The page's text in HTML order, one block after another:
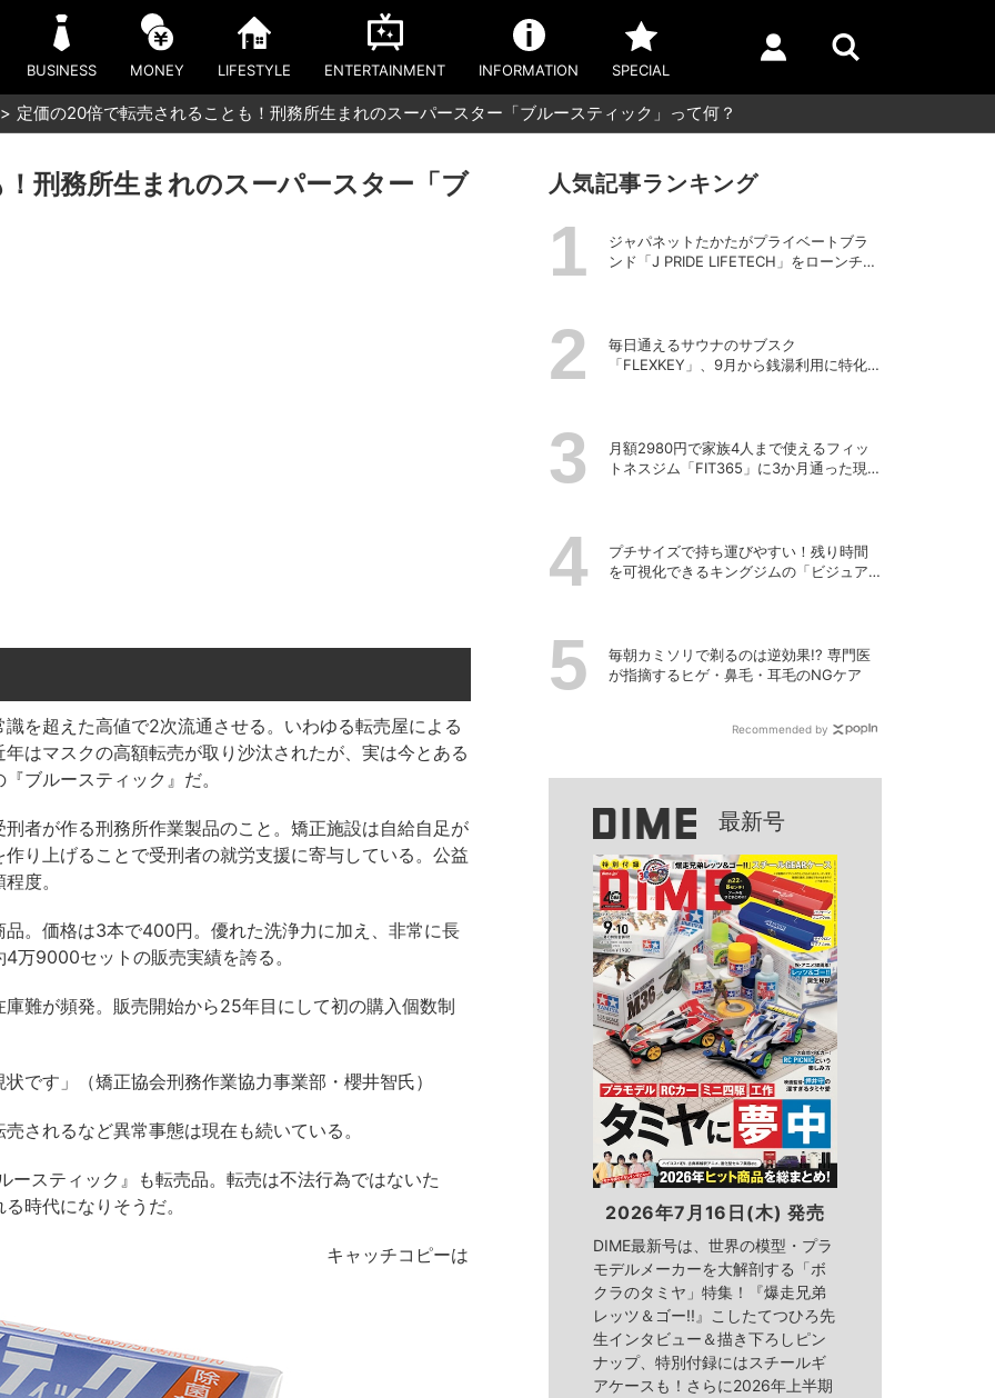
BUSINESS MONEY LIFESTYLE ENTERTAINMENT INFORMATION SPECIAL
定価の20倍で転売されることも！刑務所生まれのスーパースター「ブルースティック」って何？
刑務所生まれのスーパースター「ブ
を超えた高値で2次流通させる。いわゆる転売屋による
はマスクの高額転売が取り沙汰されたが、実は今とある
ブルースティック』だ。
者が作る刑務所作業製品のこと。矯正施設は自給自足が
り上げることで受刑者の就労支援に寄与している。公益
度。
。価格は3本で400円。優れた洗浄力に加え、非常に長
万9000セットの販売実績を誇る。
難が頻発。販売開始から25年目にして初の購入個数制
です」（矯正協会刑務作業協力事業部・櫻井智氏）
れるなど異常事態は現在も続いている。
スティック』も転売品。転売は不法行為ではないた
時代になりそうだ。
キャッチコピーは
人気記事ランキング
ジャパネットたかたがプライベートブラ
ンド「J PRIDE LIFETECH」をローンチ、
毎日通えるサウナのサブスク
「FLEXKEY」、9月から銭湯利用に特化し
月額2980円で家族4人まで使えるフィッ
トネスジム「FIT365」に3か月通った現在
プチサイズで持ち運びやすい！残り時間
を可視化できるキングジムの「ビジュア
毎朝カミソリで剃るのは逆効果!? 専門医
が指摘するヒゲ・鼻毛・耳毛のNGケア
Recommended by
最新号
2026年7月16日(木) 発売
DIME最新号は、世界の模型・プラ
モデルメーカーを大解剖する「ボ
クラのタミヤ」特集！『爆走兄弟
レッツ＆ゴー!!』こしたてつひろ先
生インタビュー＆描き下ろしピン
ナップ、特別付録にはスチールギ
アケースも！さらに2026年上半期